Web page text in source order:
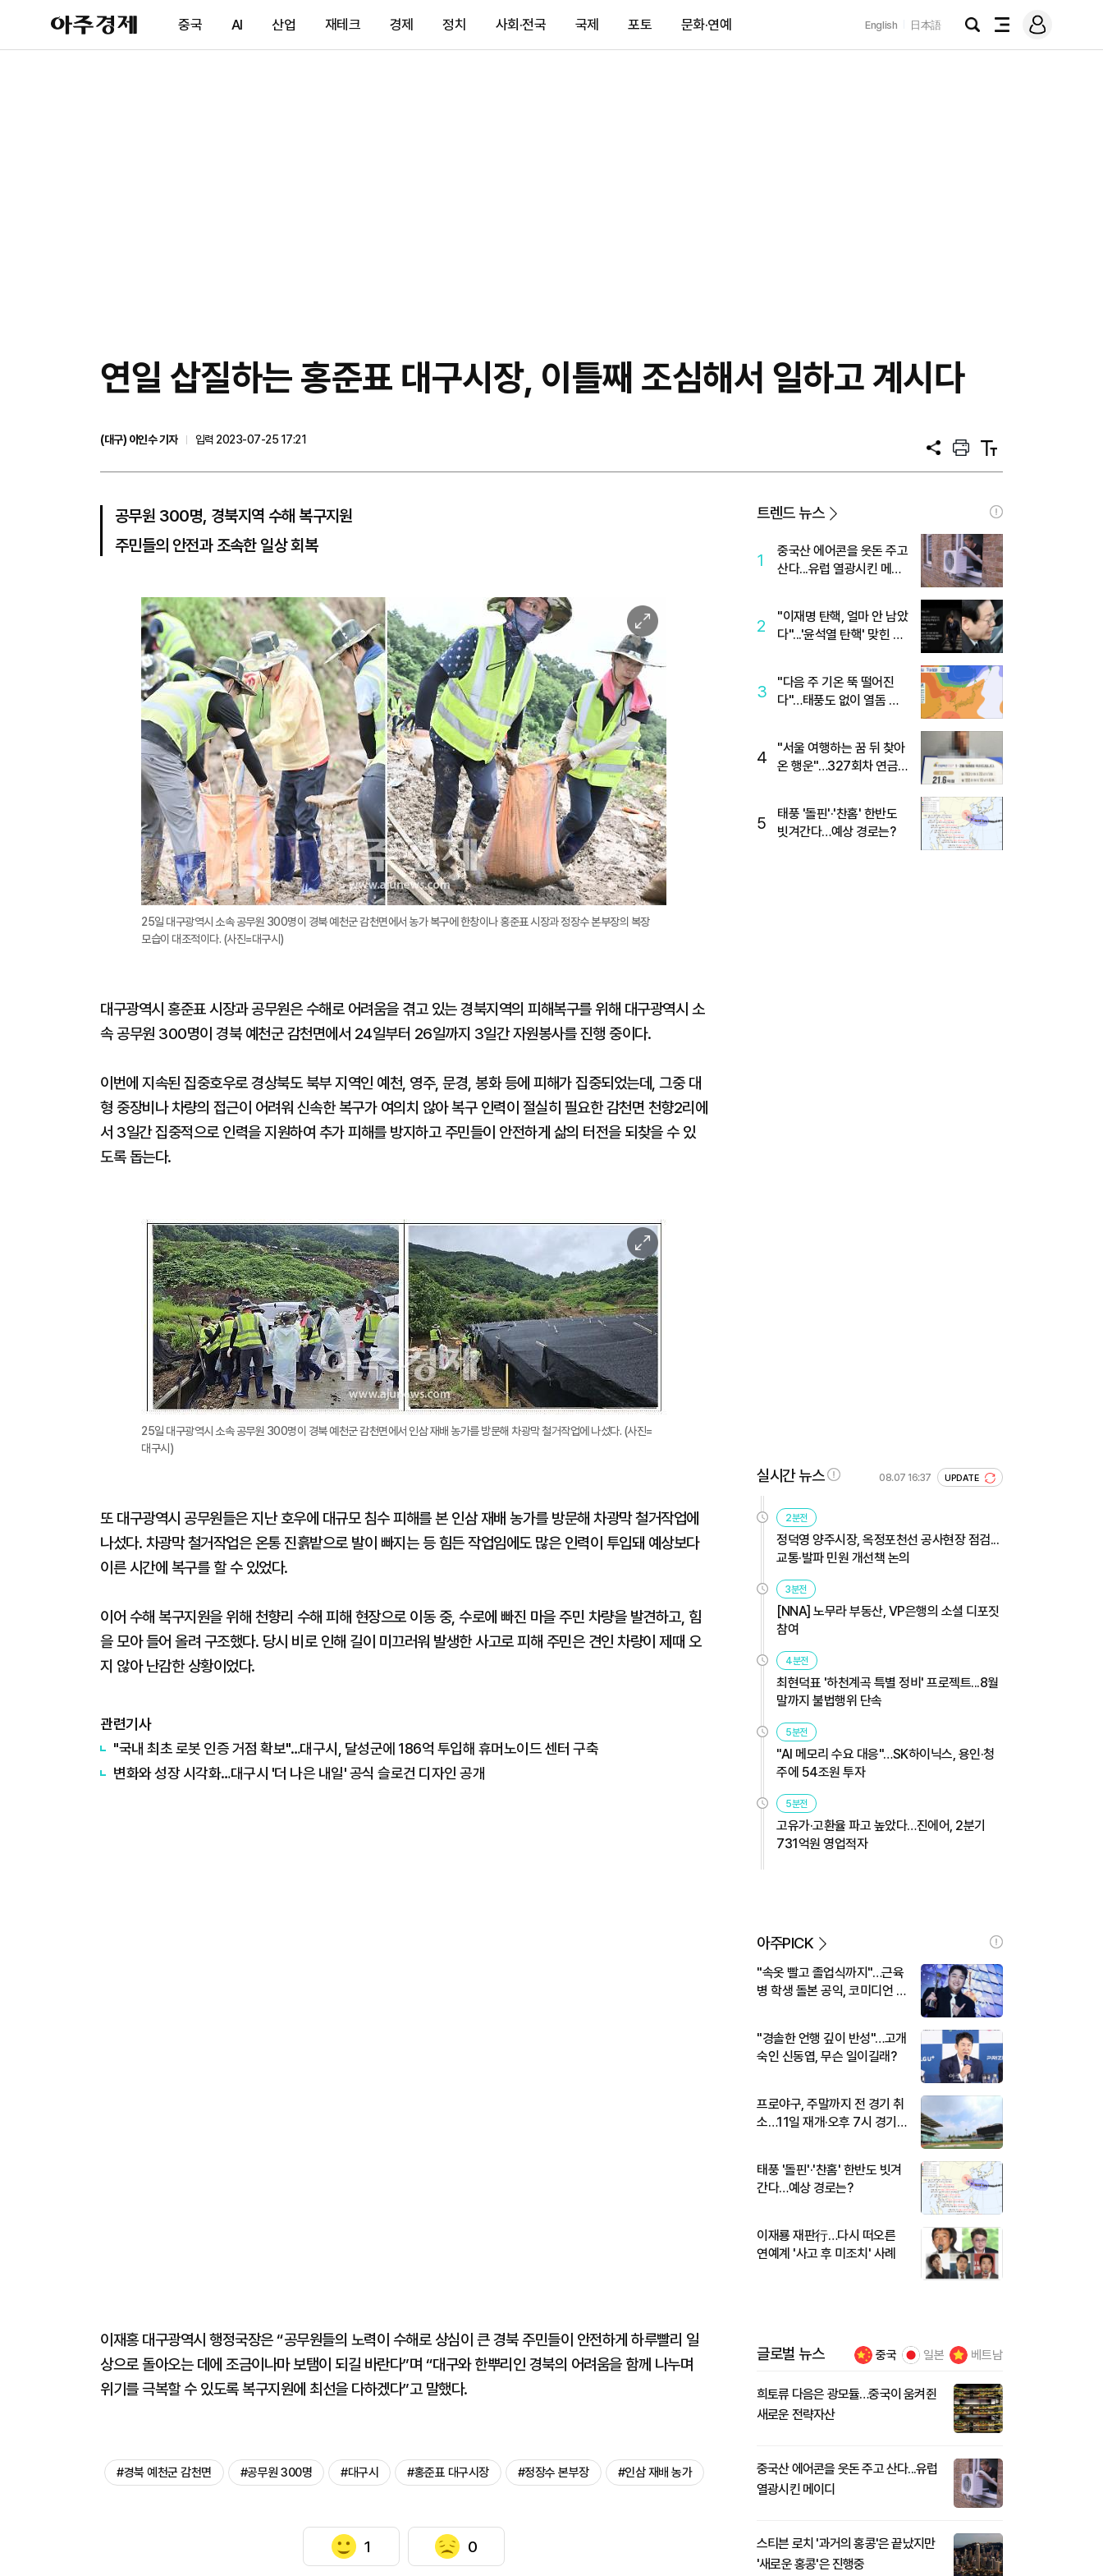
아
주
제
중국 AI 산업 재테크 경제 정치 사회·전국 국제 포토 문화·연예 English 日本語
검
전
메
그
연일 삽질하는 홍준표 대구시장, 이틀째 조심해서 일하고 계시다
(대구) 이인수 기자
입력 2023-07-25 17:21
공
프
트
텍
트
공무원 300명, 경북지역 수해 복구지원
주민들의 안전과 조속한 일상 회복
이
미
지
확
대
25일 대구광역시 소속 공무원 300명이 경북 예천군 감천면에서 농가 복구에 한창이나 홍준표 시장과 정장수 본부장의 복장
모습이 대조적이다. (사진=대구시)
대구광역시 홍준표 시장과 공무원은 수해로 어려움을 겪고 있는 경북지역의 피해복구를 위해 대구광역시 소
속 공무원 300명이 경북 예천군 감천면에서 24일부터 26일까지 3일간 자원봉사를 진행 중이다.
이번에 지속된 집중호우로 경상북도 북부 지역인 예천, 영주, 문경, 봉화 등에 피해가 집중되었는데, 그중 대
형 중장비나 차량의 접근이 어려워 신속한 복구가 여의치 않아 복구 인력이 절실히 필요한 감천면 천향2리에
서 3일간 집중적으로 인력을 지원하여 추가 피해를 방지하고 주민들이 안전하게 삶의 터전을 되찾을 수 있
도록 돕는다.
이
미
지
확
대
25일 대구광역시 소속 공무원 300명이 경북 예천군 감천면에서 인삼 재배 농가를 방문해 차광막 철거작업에 나섰다. (사진=
대구시)
또 대구광역시 공무원들은 지난 호우에 대규모 침수 피해를 본 인삼 재배 농가를 방문해 차광막 철거작업에
나섰다. 차광막 철거작업은 온통 진흙밭으로 발이 빠지는 등 힘든 작업임에도 많은 인력이 투입돼 예상보다
이른 시간에 복구를 할 수 있었다.
이어 수해 복구지원을 위해 천향리 수해 피해 현장으로 이동 중, 수로에 빠진 마을 주민 차량을 발견하고, 힘
을 모아 들어 올려 구조했다. 당시 비로 인해 길이 미끄러워 발생한 사고로 피해 주민은 견인 차량이 제때 오
지 않아 난감한 상황이었다.
관련기사
"국내 최초 로봇 인증 거점 확보"…대구시, 달성군에 186억 투입해 휴머노이드 센터 구축
변화와 성장 시각화…대구시 '더 나은 내일' 공식 슬로건 디자인 공개
이재홍 대구광역시 행정국장은 “공무원들의 노력이 수해로 상심이 큰 경북 주민들이 안전하게 하루빨리 일
상으로 돌아오는 데에 조금이나마 보탬이 되길 바란다”며 “대구와 한뿌리인 경북의 어려움을 함께 나누며
위기를 극복할 수 있도록 복구지원에 최선을 다하겠다”고 말했다.
#경북 예천군 감천면 #공무원 300명 #대구시 #홍준표 대구시장 #정장수 본부장 #인삼 재배 농가
1 0
트렌드 뉴스
1
중국산 에어콘을 웃돈 주고
산다...유럽 열광시킨 메이
2
"이재명 탄핵, 얼마 안 남았
다"...'윤석열 탄핵' 맞힌 무
3
"다음 주 기온 뚝 떨어진
다"…태풍도 없이 열돔 박
4
"서울 여행하는 꿈 뒤 찾아
온 행운"…327회차 연금
5
태풍 '돌핀'·'찬홈' 한반도
빗겨간다…예상 경로는?
실시간 뉴스 08.07 16:37 UPDATE
2분전
정덕영 양주시장, 옥정포천선 공사현장 점검...
교통·발파 민원 개선책 논의
3분전
[NNA] 노무라 부동산, VP은행의 소셜 디포짓
참여
4분전
최현덕표 '하천계곡 특별 정비' 프로젝트...8월
말까지 불법행위 단속
5분전
"AI 메모리 수요 대응"…SK하이닉스, 용인·청
주에 54조원 투자
5분전
고유가·고환율 파고 높았다…진에어, 2분기
731억원 영업적자
아주PICK
"속옷 빨고 졸업식까지"…근육
병 학생 돌본 공익, 코미디언 김
"경솔한 언행 깊이 반성"…고개
숙인 신동엽, 무슨 일이길래?
프로야구, 주말까지 전 경기 취
소…11일 재개·오후 7시 경기
태풍 '돌핀'·'찬홈' 한반도 빗겨
간다…예상 경로는?
이재룡 재판行…다시 떠오른
연예계 '사고 후 미조치' 사례
글로벌 뉴스 중국 일본 베트남
희토류 다음은 광모듈…중국이 움켜쥔
새로운 전략자산
중국산 에어콘을 웃돈 주고 산다...유럽
열광시킨 메이디
스티븐 로치 '과거의 홍콩'은 끝났지만
'새로운 홍콩'은 진행중